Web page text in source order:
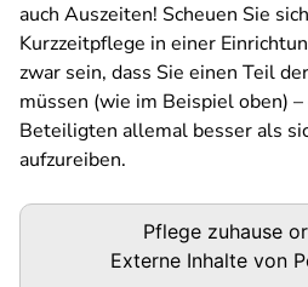
auch Auszeiten! Scheuen Sie
Kurzzeitpflege in einer
zwar sein, dass Sie einen Teil
müssen (wie im Beispiel oben)
Beteiligten allemal besser als
aufzureiben.
Podigee-
Pflege zuhause
Externe Inhalte von